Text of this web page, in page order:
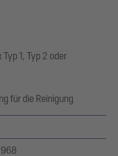
1, Typ 2 oder
für die Reinigung